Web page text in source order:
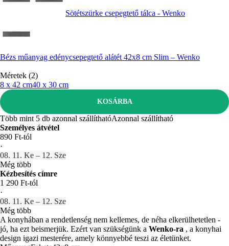
Sötétszürke csepegtető tálca - Wenko
Bézs műanyag edénycsepegtető alátét 42x8 cm Slim – Wenko
Méretek (2)
8 x 42 cm40 x 30 cm
KOSÁRBA
Több mint 5 db azonnal szállíthatóAzonnal szállítható
Személyes átvétel
890 Ft-tól
·
08. 11. Ke – 12. Sze
Még több
Kézbesítés címre
1 290 Ft-tól
·
08. 11. Ke – 12. Sze
Még több
A konyhában a rendetlenség nem kellemes, de néha elkerülhetetlen -
jó, ha ezt beismerjük. Ezért van szükségünk a Wenko-ra , a konyhai
design igazi mesterére, amely könnyebbé teszi az életünket.